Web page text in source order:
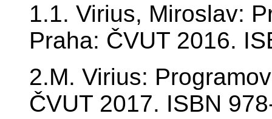
1.1. Virius, Miroslav:
Praha: ČVUT 2016.
2.M. Virius:
ČVUT 2017. ISBN